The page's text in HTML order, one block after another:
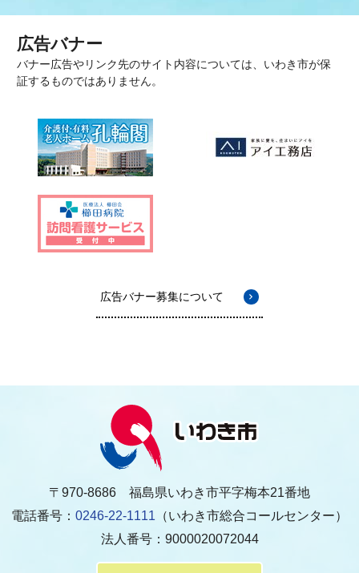
広告バナー
バナー広告やリンク先のサイト内容については、いわき市が保
証するものではありません。
広告バナー募集について
〒970-8686 福島県いわき市平字梅本21番地
電話番号： 0246-22-1111 （いわき市総合コールセンター）
法人番号：9000020072044